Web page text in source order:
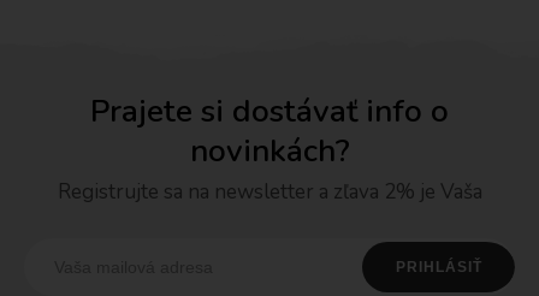
Prajete si dostávať info o
novinkách?
Registrujte sa na newsletter a zľava 2% je Vaša